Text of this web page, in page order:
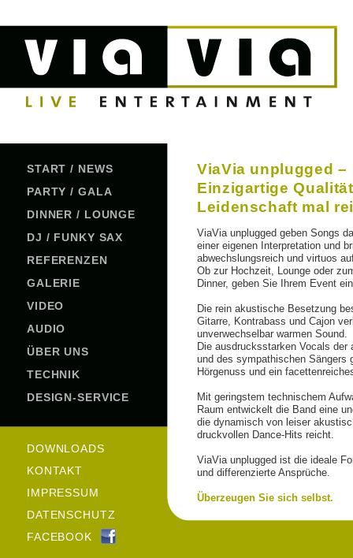
START / NEWS
PARTY / GALA
DINNER / LOUNGE
DJ / FUNKY SAX
REFERENZEN
GALERIE
VIDEO
AUDIO
ÜBER UNS
TECHNIK
DESIGN-SERVICE
DOWNLOADS
KONTAKT
IMPRESSUM
DATENSCHUTZ
FACEBOOK
ViaVia unplugged –
Einzigartige
Leidenschaft mal
ViaVia unplugged geben Songs
einer eigenen Interpretation und
abwechslungsreich und virtuos
Ob zur Hochzeit, Lounge oder
Dinner, geben Sie Ihrem Event
Die rein akustische Besetzung
Gitarre, Kontrabass und Cajon
unverwechselbar warmen Sound.
Die ausdrucksstarken Vocals der
und des sympathischen Sängers
Hörgenuss und ein
Mit geringstem technischem
Raum entwickelt die Band eine
die dynamisch von leiser
druckvollen Dance-Hits reicht.
ViaVia unplugged ist die ideale
und differenzierte Ansprüche.
Überzeugen Sie sich selbst.